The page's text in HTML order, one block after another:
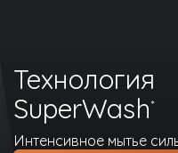
Где купить
Журнал
Сервис
Технология
SuperWash*
Интенсивное мытье